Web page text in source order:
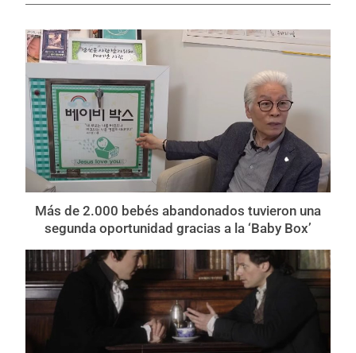
Más de 2.000 bebés abandonados tuvieron una
segunda oportunidad gracias a la ‘Baby Box’